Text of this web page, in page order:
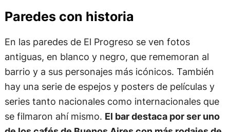
Paredes con historia
En las paredes de El Progreso se ven fotos
antiguas, en blanco y negro, que rememoran al
barrio y a sus personajes más icónicos. También
hay una serie de espejos y posters de películas y
series tanto nacionales como internacionales que
se filmaron ahí mismo. El bar destaca por ser uno